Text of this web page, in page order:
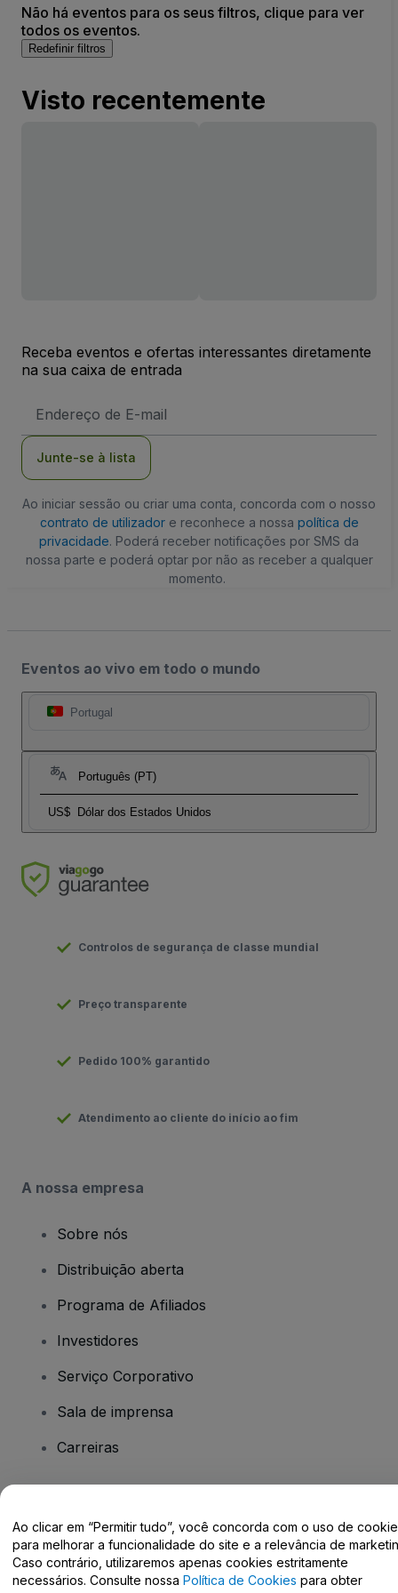
Não há eventos para os seus filtros, clique para ver
todos os eventos.
Redefinir filtros
Visto recentemente
Receba eventos e ofertas interessantes diretamente
na sua caixa de entrada
de
Junte-se à lista
Ao iniciar sessão ou criar uma conta, concorda com o nosso
contrato de utilizadore reconhece a nossa política de
privacidade. Poderá receber notificações por SMS da
nossa parte e poderá optar por não as receber a qualquer
momento.
Eventos ao vivo em todo o mundo
Portugal
Português (PT)
US$ Dólar dos Estados Unidos
Controlos de segurança de classe mundial
Preço transparente
Pedido 100% garantido
Atendimento ao cliente do início ao fim
A nossa empresa
Sobre nós
Distribuição aberta
Programa de Afiliados
Investidores
Serviço Corporativo
Sala de imprensa
Carreiras
Centro de Ajuda / Fale Conosco
Ao clicar em “Permitir tudo”, você concorda com o uso de
para melhorar a funcionalidade do site e a relevância de
Caso contrário, utilizaremos apenas cookies estritamente
necessários. Consulte nossa Política de Cookies para obter